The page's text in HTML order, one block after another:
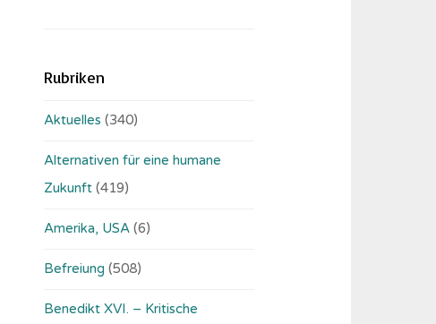
Rubriken
Aktuelles (340)
Alternativen für eine humane
Zukunft (419)
Amerika, USA (6)
Befreiung (508)
Benedikt XVI. – Kritische